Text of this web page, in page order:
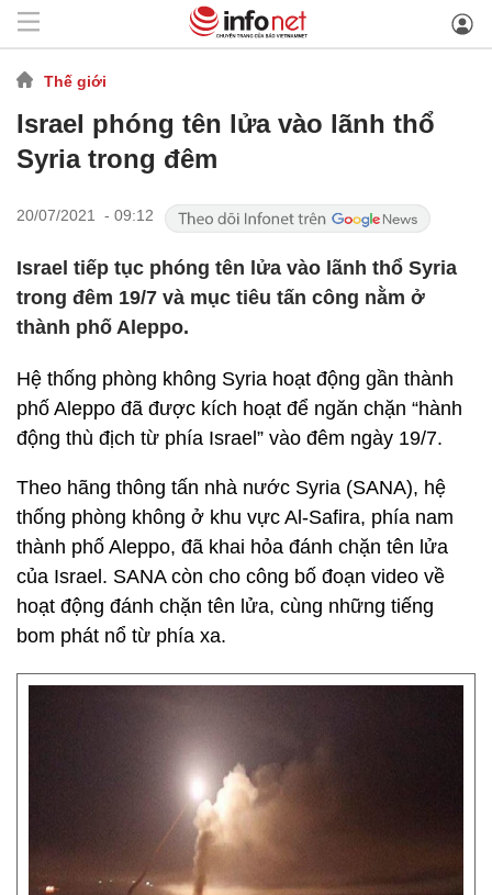
Thế giới
Israel phóng tên lửa vào lãnh thổ
Syria trong đêm
20/07/2021 - 09:12
Israel tiếp tục phóng tên lửa vào lãnh thổ Syria
trong đêm 19/7 và mục tiêu tấn công nằm ở
thành phố Aleppo.
Hệ thống phòng không Syria hoạt động gần thành
phố Aleppo đã được kích hoạt để ngăn chặn “hành
động thù địch từ phía Israel” vào đêm ngày 19/7.
Theo hãng thông tấn nhà nước Syria (SANA), hệ
thống phòng không ở khu vực Al-Safira, phía nam
thành phố Aleppo, đã khai hỏa đánh chặn tên lửa
của Israel. SANA còn cho công bố đoạn video về
hoạt động đánh chặn tên lửa, cùng những tiếng
bom phát nổ từ phía xa.